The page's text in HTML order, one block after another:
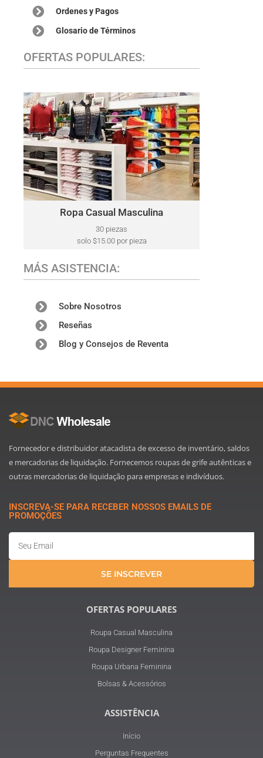
Ordenes y Pagos
Glosario de Términos
OFERTAS POPULARES:
Ropa Casual Masculina
30 piezas
solo $15.00 por pieza
ROPA CASUAL MASCULINA
Este lote puede incluir una variedad de marcas,
como:
Polo Ralph Lauren, ​Tommy Hilfiger,
Kenneth Cole, Lacoste, Calvin Klein, Perry Ellis,
Nautica, North Face, y más.
Haga Clic Aquí
MÁS ASISTENCIA:
Sobre Nosotros
Reseñas
Blog y Consejos de Reventa
Fornecedor e distribuidor atacadista de excesso de inventário, saldos
e mercadorias de liquidação. Fornecemos roupas de grife autênticas e
outras mercadorias de liquidação para empresas e indivíduos.
INSCREVA-SE PARA RECEBER NOSSOS EMAILS DE
PROMOÇÕES
SE INSCREVER
OFERTAS POPULARES
Roupa Casual Masculina
Roupa Designer Feminina
Roupa Urbana Feminina
Bolsas & Acessórios
ASSISTÊNCIA
Início
Perguntas Frequentes